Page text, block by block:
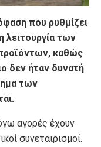
που ρυθμίζει
λειτουργία των
καθώς
δεν ήταν δυνατή
των
αγορές έχουν
συνεταιρισμοί.